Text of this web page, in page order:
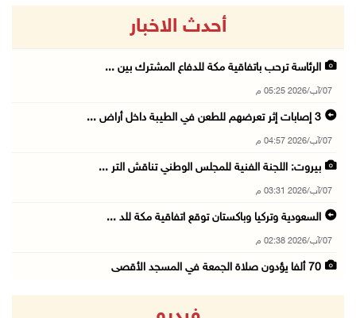
أحدث الاخبار
الرئاسة ترحب باتفاقية مكة للدفاع المشترك بين ...
07/آب/2026 05:25 م
3 إصابات إثر تعرضهم للطعن في الطيبة داخل أراض ...
07/آب/2026 04:57 م
بيروت: اللجنة الفنية للمجلس الوطني تناقش التر ...
07/آب/2026 03:31 م
السعودية وتركيا وباكستان توقع اتفاقية مكة للد ...
07/آب/2026 02:38 م
70 ألفا يؤدون صلاة الجمعة في المسجد الأقصى